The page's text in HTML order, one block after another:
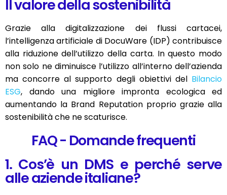
Il valore della sostenibilità
Grazie alla digitalizzazione dei flussi cartacei,
l’intelligenza artificiale di DocuWare (IDP) contribuisce
alla riduzione dell’utilizzo della carta. In questo modo
non solo ne diminuisce l’utilizzo all’interno dell’azienda
ma concorre al supporto degli obiettivi delBilancio
ESG, dando una migliore impronta ecologica ed
aumentando la Brand Reputation proprio grazie alla
sostenibilità che ne scaturisce.
FAQ - Domande frequenti
1. Cos’è un DMS e perché serve
alle aziende italiane?